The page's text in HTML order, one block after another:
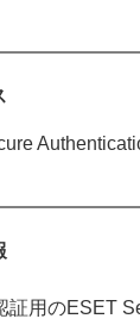
証用のESET